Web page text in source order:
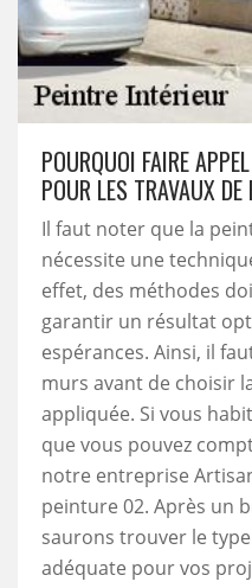
POURQUOI FAIRE
POUR LES TRAVAUX
Il faut noter que la
nécessite une
effet, des méthodes
garantir un résultat
espérances. Ainsi, il
murs avant de choisir
appliquée. Si vous
que vous pouvez
notre entreprise
peinture 02. Après un
saurons trouver le
adéquate pour vos